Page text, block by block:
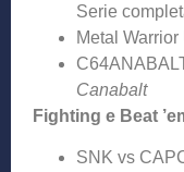
Serie
Metal
Canabalt
Fighting e Beat
SNK vs